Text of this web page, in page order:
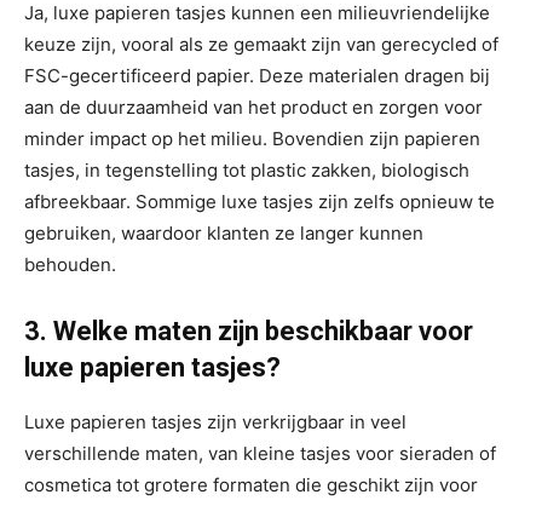
Ja, luxe papieren tasjes kunnen een milieuvriendelijke
keuze zijn, vooral als ze gemaakt zijn van gerecycled of
FSC-gecertificeerd papier. Deze materialen dragen bij
aan de duurzaamheid van het product en zorgen voor
minder impact op het milieu. Bovendien zijn papieren
tasjes, in tegenstelling tot plastic zakken, biologisch
afbreekbaar. Sommige luxe tasjes zijn zelfs opnieuw te
gebruiken, waardoor klanten ze langer kunnen
behouden.
3. Welke maten zijn beschikbaar voor
luxe papieren tasjes?
Luxe papieren tasjes zijn verkrijgbaar in veel
verschillende maten, van kleine tasjes voor sieraden of
cosmetica tot grotere formaten die geschikt zijn voor